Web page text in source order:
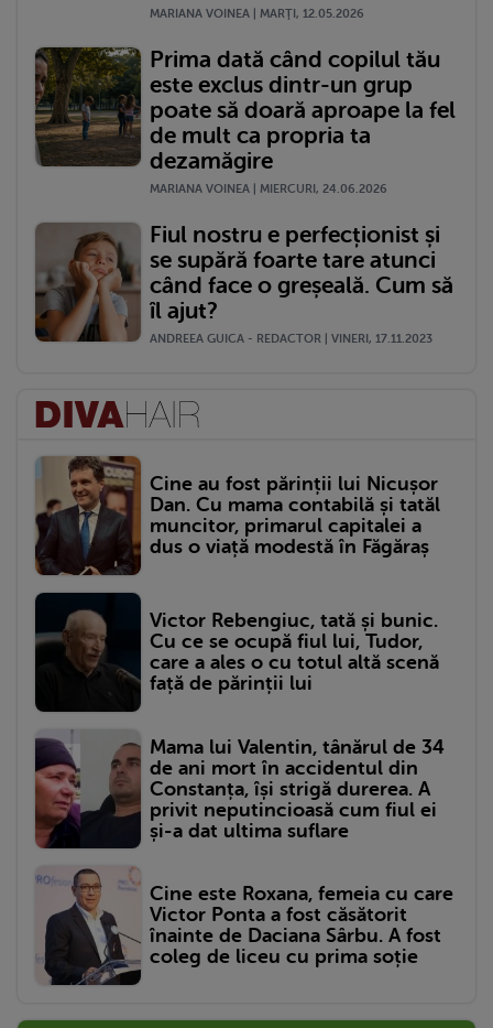
MARIANA VOINEA | MARŢI, 12.05.2026
Prima dată când copilul tău
este exclus dintr-un grup
poate să doară aproape la fel
de mult ca propria ta
dezamăgire
MARIANA VOINEA | MIERCURI, 24.06.2026
Fiul nostru e perfecționist și
se supără foarte tare atunci
când face o greșeală. Cum să
îl ajut?
ANDREEA GUICA - REDACTOR | VINERI, 17.11.2023
Cine au fost părinții lui Nicușor
Dan. Cu mama contabilă și tatăl
muncitor, primarul capitalei a
dus o viață modestă în Făgăraș
Victor Rebengiuc, tată și bunic.
Cu ce se ocupă fiul lui, Tudor,
care a ales o cu totul altă scenă
față de părinții lui
Mama lui Valentin, tânărul de 34
de ani mort în accidentul din
Constanța, își strigă durerea. A
privit neputincioasă cum fiul ei
și-a dat ultima suflare
Cine este Roxana, femeia cu care
Victor Ponta a fost căsătorit
înainte de Daciana Sârbu. A fost
coleg de liceu cu prima soție